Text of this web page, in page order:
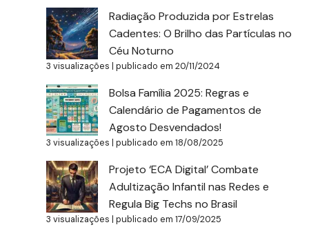
Radiação Produzida por Estrelas
Cadentes: O Brilho das Partículas no
Céu Noturno
3 visualizações |publicado em 20/11/2024
Bolsa Família 2025: Regras e
Calendário de Pagamentos de
Agosto Desvendados!
3 visualizações |publicado em 18/08/2025
Projeto ‘ECA Digital’ Combate
Adultização Infantil nas Redes e
Regula Big Techs no Brasil
3 visualizações |publicado em 17/09/2025